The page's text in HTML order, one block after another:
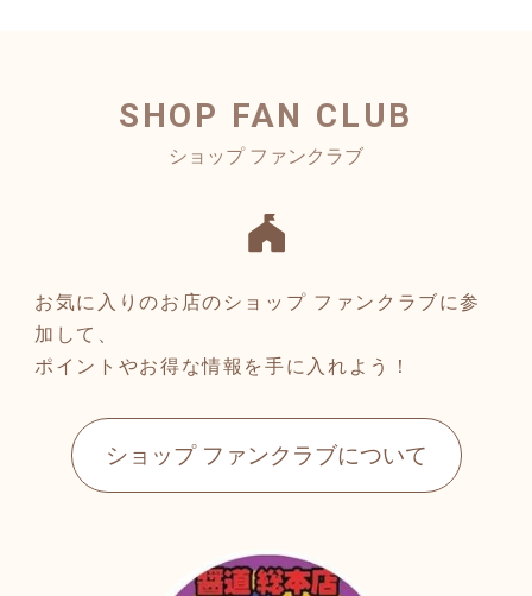
SHOP FAN CLUB
お気に入りのお店のショップ ファンクラブに参
加して、
ポイントやお得な情報を手に入れよう！
ショップ ファンクラブについて